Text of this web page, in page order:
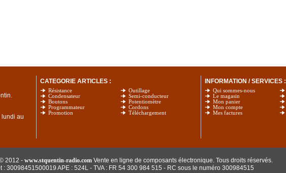
lundi au
CATEGORIE ARTICLES :
Résistance
Condensateur
Boutons
Programmateur
Promotion
Outillage
Semi-conducteur
Potentiomètre
Cordons
Téléchargement
INFORMATION / SERVICES :
Qui sommes-nous
Le magasin
Mon panier
Mon compte
Mes factures
2012 - www.stquentin-radio.comVente en ligne de composants électronique. Tous droits réservés.
: 30098451500019 APE : 524L - TVA : FR 54 300 984 515 - RC sous le numéro 300984515